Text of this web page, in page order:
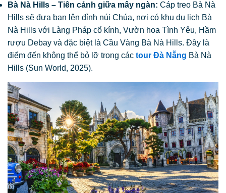
Bà Nà Hills – Tiên cảnh giữa mây ngàn: Cáp treo Bà Nà
Hills sẽ đưa bạn lên đỉnh núi Chúa, nơi có khu du lịch Bà
Nà Hills với Làng Pháp cổ kính, Vườn hoa Tình Yêu, Hầm
rượu Debay và đặc biệt là Cầu Vàng Bà Nà Hills. Đây là
điểm đến không thể bỏ lỡ trong các tour Đà Nẵng Bà Nà
Hills (Sun World, 2025).